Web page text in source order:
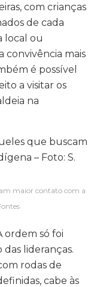
com crianças
de cada
local ou
convivência mais
é possível
a visitar os
na
maior contato com a
ordem só foi
lideranças.
rodas de
cabe às